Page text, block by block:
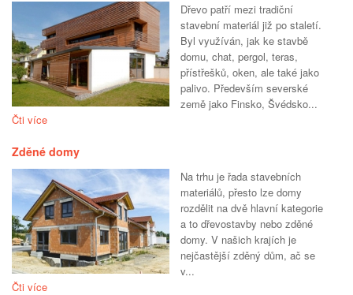
Dřevo patří mezi tradiční
stavební materiál již po staletí.
Byl využíván, jak ke stavbě
domu, chat, pergol, teras,
přístřešků, oken, ale také jako
palivo. Především severské
země jako Finsko, Švédsko...
Čti více
Zděné domy
Na trhu je řada stavebních
materiálů, přesto lze domy
rozdělit na dvě hlavní kategorie
a to dřevostavby nebo zděné
domy. V našich krajích je
nejčastější zděný dům, ač se
v...
Čti více